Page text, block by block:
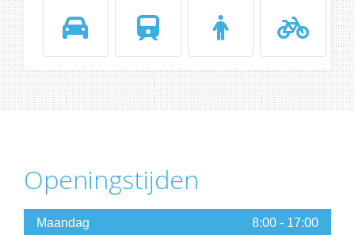
Openingstijden
Maandag 8:00 - 17:00